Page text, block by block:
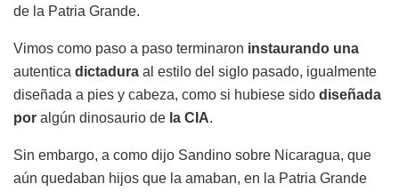
de la Patria Grande.
Vimos como paso a paso terminaron instaurando una
autentica dictadura al estilo del siglo pasado, igualmente
diseñada a pies y cabeza, como si hubiese sido diseñada
por algún dinosaurio de la CIA.
Sin embargo, a como dijo Sandino sobre Nicaragua, que
aún quedaban hijos que la amaban, en la Patria Grande